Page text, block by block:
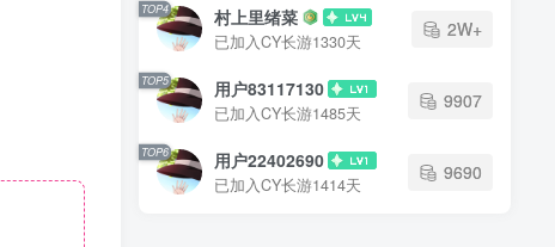
TOP4 村上里绪菜
已加入CY长游1330天
2W+
TOP5 用户83117130
已加入CY长游1485天
9907
TOP6 用户22402690
已加入CY长游1414天
9690